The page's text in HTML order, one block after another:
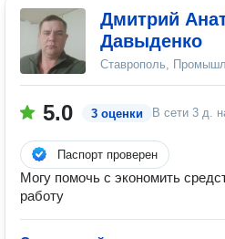
Дмитрий
Давыденко
Ставрополь,
5.0 3 оценки В сети 3 д.
Паспорт проверен
Могу помочь с экономить
работу